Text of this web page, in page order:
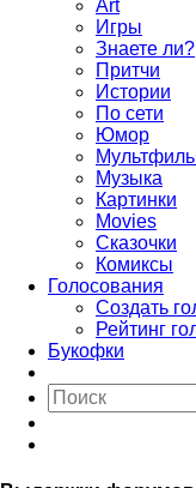
Art
Игры
Знаете ли?
Притчи
Истории
По сети
Юмор
Музыка
Картинки
Movies
Сказочки
Комиксы
Голосования
Создать
Рейтинг
Букофки